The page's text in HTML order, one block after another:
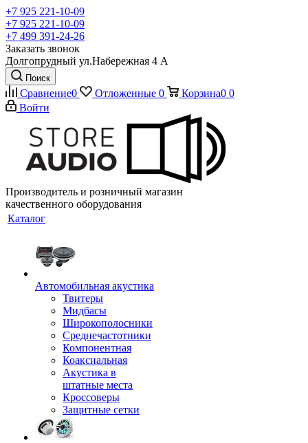
+7 925 221-10-09
+7 925 221-10-09
+7 499 391-24-26
Заказать звонок
Долгопрудный ул.Набережная 4 А
Поиск
Сравнение0 Отложенные 0 Корзина0 0
Войти
Производитель и розничный магазин
качественного оборудования
Каталог
Автомобильная акустика
Твитеры
Мидбасы
Широкополосники
Среднечастотники
Компонентная
Коаксиальная
Акустика в
штатные места
Кроссоверы
Защитные сетки